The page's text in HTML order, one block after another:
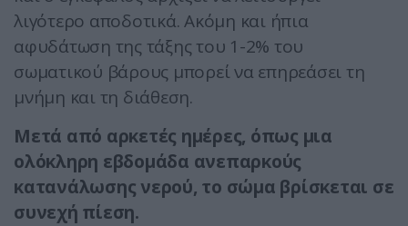
λιγότερο αποδοτικά. Ακόμη και ήπια
αφυδάτωση της τάξης του 1-2% του
σωματικού βάρους μπορεί να επηρεάσει τη
μνήμη και τη διάθεση.
Μετά από αρκετές ημέρες, όπως μια
ολόκληρη εβδομάδα ανεπαρκούς
κατανάλωσης νερού, το σώμα βρίσκεται σε
συνεχή πίεση.